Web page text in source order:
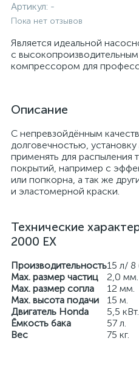
Артикул: -
Пока нет отзывов
Является идеальной
с
компрессором для
Описание
С непревзойдённым
долговечностью,
применять для распыления
покрытий, например с
или попкорна, а так же
и эластомерной краски.
Технические
2000 EX
Производительность15 л/ 8
Max. размер частиц
2,0 мм.
Max. размер сопла
12 мм.
Max. высота подачи
15 м.
Двигатель Honda
5,5 кВт.
Ёмкость бака
57 л.
Вес
75 кг.